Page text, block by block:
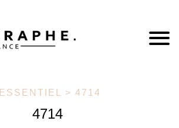
ESSENTIEL > 4714
4714